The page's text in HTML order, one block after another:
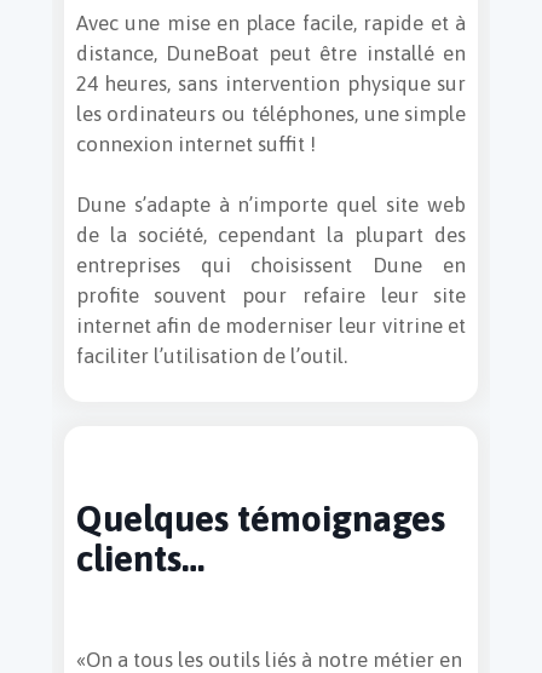
Avec une mise en place facile, rapide et à
distance, DuneBoat peut être installé en
24 heures, sans intervention physique sur
les ordinateurs ou téléphones, une simple
connexion internet suffit !
Dune s’adapte à n’importe quel site web
de la société, cependant la plupart des
entreprises qui choisissent Dune en
profite souvent pour refaire leur site
internet afin de moderniser leur vitrine et
faciliter l’utilisation de l’outil.
Quelques témoignages
clients…
«On a tous les outils liés à notre métier en